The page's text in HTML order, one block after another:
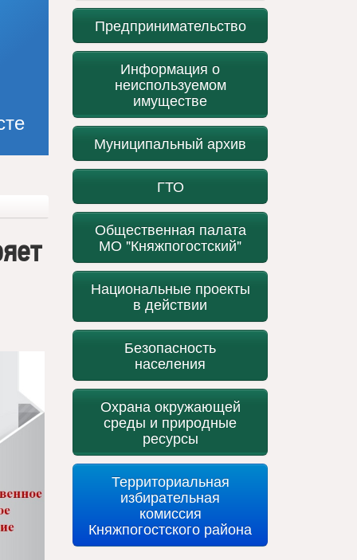
Предпринимательство
Информация о
неиспользуемом
имуществе
Муниципальный архив
ГТО
Общественная палата
МО "Княжпогостский"
Национальные проекты
в действии
Безопасность
населения
Охрана окружающей
среды и природные
ресурсы
Территориальная
избирательная
комиссия
Княжпогостского района